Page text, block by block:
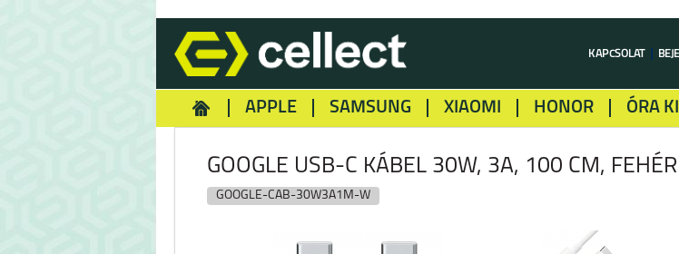
KAPCSOLAT
APPLE SAMSUNG XIAOMI HONOR ÓRA
GOOGLE USB-C KÁBEL 30W, 3A, 100 CM, FEHÉR
GOOGLE-CAB-30W3A1M-W